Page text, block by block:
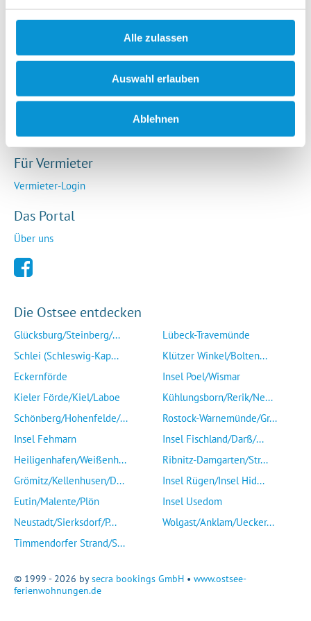
Alle zulassen
Auswahl erlauben
Ablehnen
AGB
Datenschutz
Für Vermieter
Vermieter-Login
Das Portal
Über uns
Die Ostsee entdecken
Glücksburg/Steinberg/...
Schlei (Schleswig-Kap...
Eckernförde
Kieler Förde/Kiel/Laboe
Schönberg/Hohenfelde/...
Insel Fehmarn
Heiligenhafen/Weißenh...
Grömitz/Kellenhusen/D...
Eutin/Malente/Plön
Neustadt/Sierksdorf/P...
Timmendorfer Strand/S...
Lübeck-Travemünde
Klützer Winkel/Bolten...
Insel Poel/Wismar
Kühlungsborn/Rerik/Ne...
Rostock-Warnemünde/Gr...
Insel Fischland/Darß/...
Ribnitz-Damgarten/Str...
Insel Rügen/Insel Hid...
Insel Usedom
Wolgast/Anklam/Uecker...
© 1999 - 2026 bysecra bookings GmbH • www.ostsee-
ferienwohnungen.de